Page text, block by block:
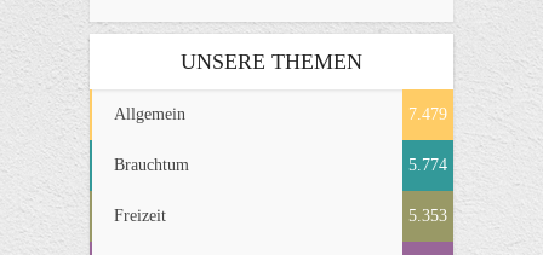
UNSERE THEMEN
Allgemein 7.479
Brauchtum 5.774
Freizeit 5.353